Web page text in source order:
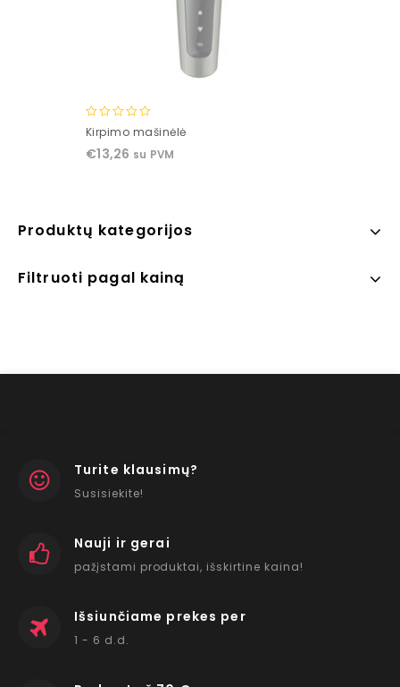
0
of
Kirpimo mašinėlė
€13,26 su PVM
Produktų kategorijos
Filtruoti pagal kainą
Turite klausimų?
Susisiekite!
Nauji ir gerai
pažįstami produktai, išskirtine kaina!
Išsiunčiame prekes per
1 - 6 d.d.